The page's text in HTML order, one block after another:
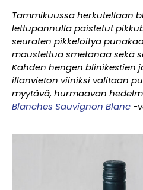
Tammikuussa herkutellaan
lettupannulla paistetut
seuraten pikkelöityä
maustettua smetanaa sekä
Kahden hengen blinikestien
illanvieton viiniksi valitaan
myytävä, hurmaavan
Blanches Sauvignon Blanc -